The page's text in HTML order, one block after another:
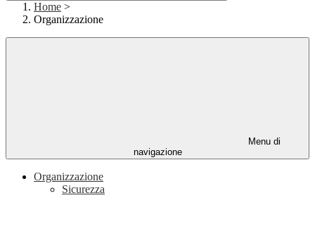
Home >
Organizzazione
Menu di
navigazione
Organizzazione
Sicurezza